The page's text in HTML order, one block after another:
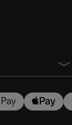
Lidl Plus, możemy
wymienionych
następnie
użytkownika w
my i jeden z innych
Użytkownik upoważnia
usługach Lidl. Utiq
tak, Utiq udostępni